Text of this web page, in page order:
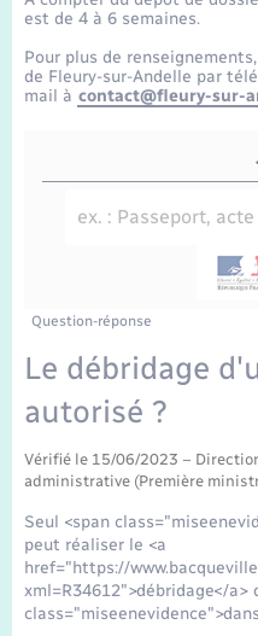
Etat-civil - Papiers -
Mariage – PACS
Recensement
Loisirs
Organisation
Sécurité - Prévention
Seniors
Transports
Transports scolaires
Travaux - Autorisation
public
Compétences
Présentation de la
La Communauté de
est de 4 à 6 semaines.
Pour plus de
de Fleury-sur-Andelle par
mail à contact@fleury-sur-
Question-réponse
Le débridage
autorisé ?
Vérifié le 15/06/2023 –
administrative (Première
Seul <span
peut réaliser le <a
href="https://
xml=R34612">débridage</